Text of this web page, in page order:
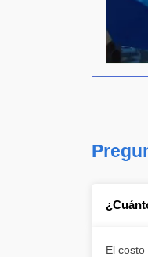
El